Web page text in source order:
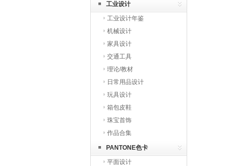
工业设计
工业设计年鉴
机械设计
家具设计
交通工具
理论/教材
日常用品设计
玩具设计
箱包皮鞋
珠宝首饰
作品合集
PANTONE色卡
平面设计